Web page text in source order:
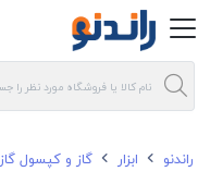
راندنو ابزار گاز و کپسول گاز